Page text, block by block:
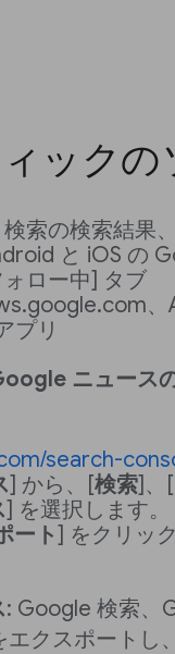
ックの
索の検索結果
と iOS の
ロー中] タブ
、
プリ
ニュース
search-
] から、[検索]、[
] を選択します。
ート] をクリッ
: Google 検索、
クスポートし